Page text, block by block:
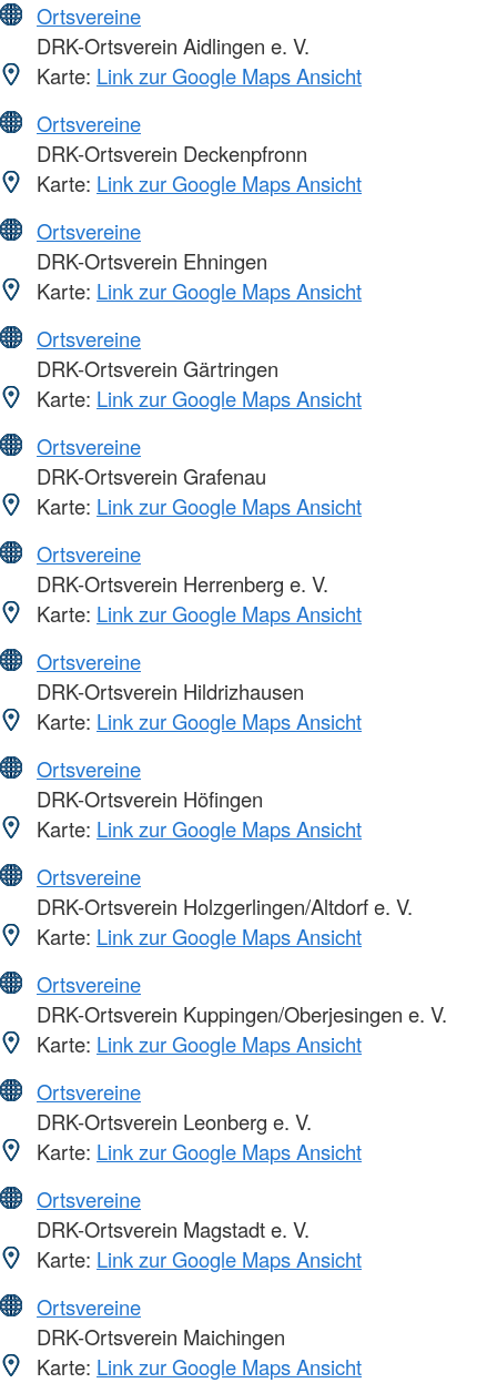
Ortsvereine
DRK-Ortsverein Aidlingen e. V.
Karte: Link zur Google Maps Ansicht
Ortsvereine
DRK-Ortsverein Deckenpfronn
Karte: Link zur Google Maps Ansicht
Ortsvereine
DRK-Ortsverein Ehningen
Karte: Link zur Google Maps Ansicht
Ortsvereine
DRK-Ortsverein Gärtringen
Karte: Link zur Google Maps Ansicht
Ortsvereine
DRK-Ortsverein Grafenau
Karte: Link zur Google Maps Ansicht
Ortsvereine
DRK-Ortsverein Herrenberg e. V.
Karte: Link zur Google Maps Ansicht
Ortsvereine
DRK-Ortsverein Hildrizhausen
Karte: Link zur Google Maps Ansicht
Ortsvereine
DRK-Ortsverein Höfingen
Karte: Link zur Google Maps Ansicht
Ortsvereine
DRK-Ortsverein Holzgerlingen/Altdorf e. V.
Karte: Link zur Google Maps Ansicht
Ortsvereine
DRK-Ortsverein Kuppingen/Oberjesingen e. V.
Karte: Link zur Google Maps Ansicht
Ortsvereine
DRK-Ortsverein Leonberg e. V.
Karte: Link zur Google Maps Ansicht
Ortsvereine
DRK-Ortsverein Magstadt e. V.
Karte: Link zur Google Maps Ansicht
Ortsvereine
DRK-Ortsverein Maichingen
Karte: Link zur Google Maps Ansicht